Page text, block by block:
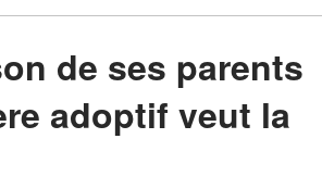
de ses parents
adoptif veut la